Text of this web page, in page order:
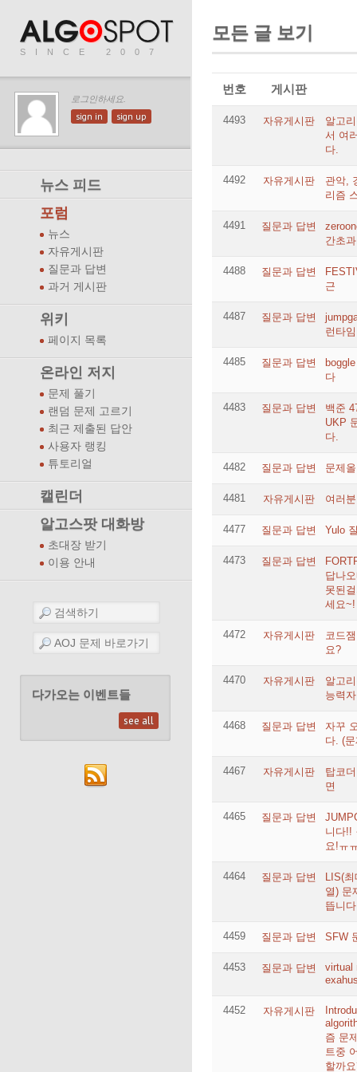
SINCE 2007
로그인하세요.
sign in sign up
뉴스 피드
포럼
뉴스
자유게시판
질문과 답변
과거 게시판
위키
페이지 목록
온라인 저지
문제 풀기
랜덤 문제 고르기
최근 제출된 답안
사용자 랭킹
튜토리얼
캘린더
알고스팟 대화방
초대장 받기
이용 안내
다가오는 이벤트들
see all
모든 글 보기
번호 게시판
4493 자유게시판
알고
서 여
다.
4492 자유게시판
관악,
리즘
4491 질문과 답변
간초
4488 질문과 답변
근
4487 질문과 답변
런타
4485 질문과 답변
다
4483 질문과 답변
백준
UKP
다.
4482 질문과 답변 문제
4481 자유게시판 여러
4477 질문과 답변 Yulo
4473 질문과 답변
답나
못된
세요~!
4472 자유게시판
코드
요?
4470 자유게시판
알고
능력
4468 질문과 답변
자꾸
다. (
4467 자유게시판
탑코
면
4465 질문과 답변
니다!!
요!ㅠ
4464 질문과 답변
LIS(
열) 문
뜹니
4459 질문과 답변 SFW
4453 질문과 답변
virtual
4452 자유게시판
즘 문
트중
할까